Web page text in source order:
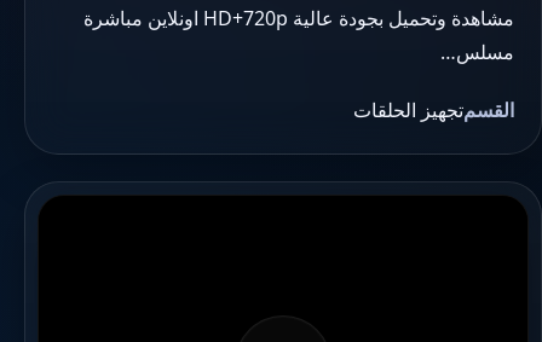
مشاهدة وتحميل بجودة عالية HD+720p اونلاين مباشرة
مسلس…
القسمتجهيز الحلقات